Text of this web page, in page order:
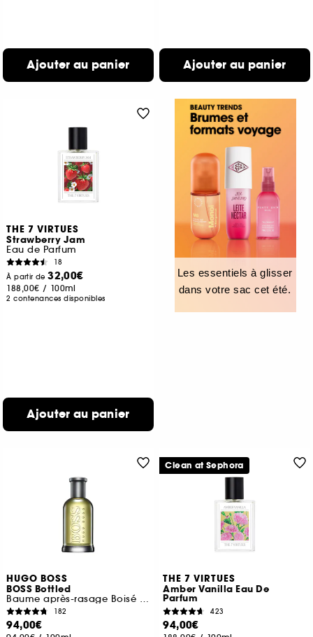
Ajouter au panier Ajouter au panier
THE 7 VIRTUES
Strawberry Jam
Eau de Parfum
18
À partir de32,00€
188,00€ / 100ml
2 contenances disponibles
Ajouter au panier
Les essentiels à glisser
dans votre sac cet été.
HUGO BOSS
BOSS Bottled
Baume après-rasage Boisé et Oriental
182
94,00€
THE 7 VIRTUES
Amber Vanilla Eau De
Parfum
423
94,00€
Clean at Sephora